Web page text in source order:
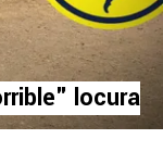
locura